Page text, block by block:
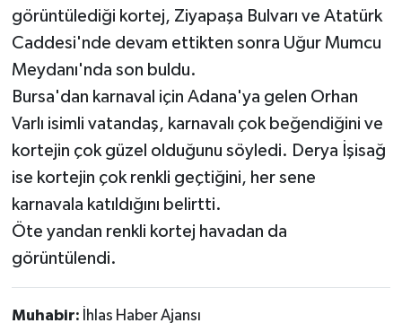
görüntülediği kortej, Ziyapaşa Bulvarı ve Atatürk
Caddesi'nde devam ettikten sonra Uğur Mumcu
Meydanı'nda son buldu.
Bursa'dan karnaval için Adana'ya gelen Orhan
Varlı isimli vatandaş, karnavalı çok beğendiğini ve
kortejin çok güzel olduğunu söyledi. Derya İşisağ
ise kortejin çok renkli geçtiğini, her sene
karnavala katıldığını belirtti.
Öte yandan renkli kortej havadan da
görüntülendi.
Muhabir: İhlas Haber Ajansı